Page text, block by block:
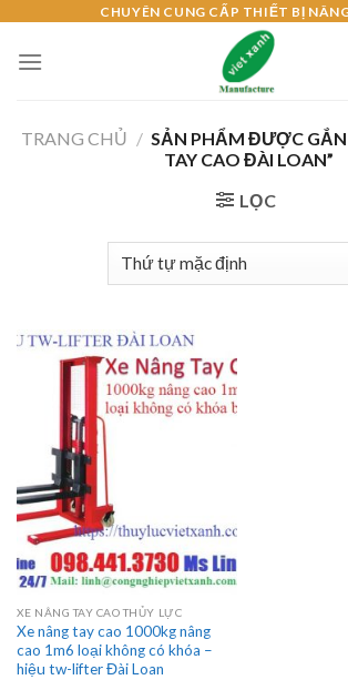
content
CHUYÊN CUNG CẤP THIẾT BỊ
TRANG CHỦ / SẢN PHẨM ĐƯỢC GẮN
TAY CAO ĐÀI LOAN”
LỌC
XE NÂNG TAY CAO THỦY LỰC
Xe nâng tay cao 1000kg nâng
cao 1m6 loại không có khóa –
hiệu tw-lifter Đài Loan